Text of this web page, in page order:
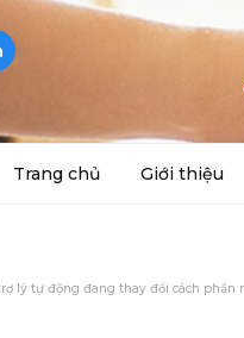
Trang chủ Giới thiệu
lý tự động đang thay đổi cách phần